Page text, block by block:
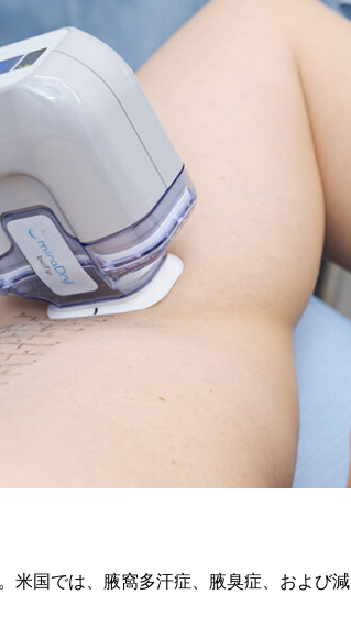
米国では、腋窩多汗症、腋臭症、および減